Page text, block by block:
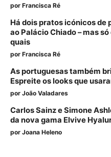
por Francisca Ré
Há dois pratos icónicos de
ao Palácio Chiado – mas
quais
por Francisca Ré
As portuguesas também
Espreite os looks que
por João Valadares
Carlos Sainz e Simone
da nova gama Elvive
por Joana Heleno